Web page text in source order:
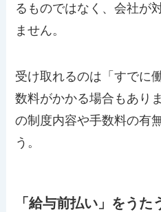
るものではなく、会社が
ません。
受け取れるのは「すでに
数料がかかる場合もあり
の制度内容や手数料の有
う。
「給与前払い」をう